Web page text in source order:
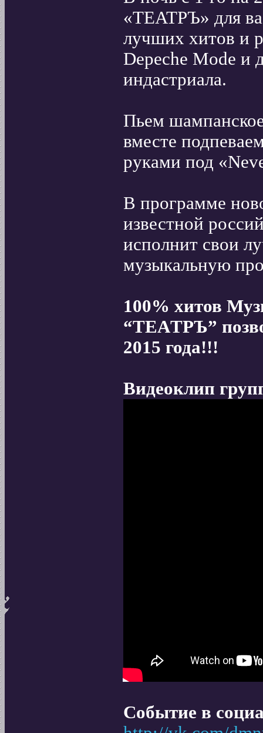
«ТЕАТРЪ» для
лучших хитов и
Depeche Mode и
индастриала.
Пьем
вместе
руками под
В программе
известной
исполнит свои
музыкальную
100% хитов
“TEAТРЪ”
2015 года!!!
Видеоклип
Событие в